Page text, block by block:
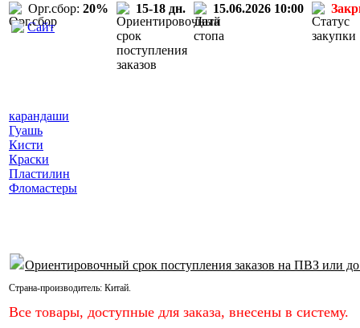
Орг.сбор: 20% 15-18 дн. 15.06.2026 10:00
Сайт
карандаши
Гуашь
Кисти
Краски
Пластилин
Фломастеры
Ориентировочный срок поступления заказов на ПВЗ или
Страна-производитель: Китай.
Все товары, доступные для заказа, внесены в систему.